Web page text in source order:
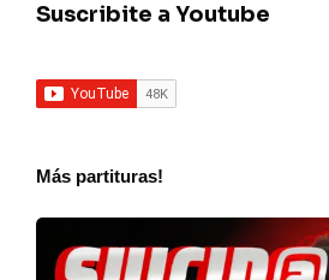
Suscribite a Youtube
Más partituras!
Charly
Garcia